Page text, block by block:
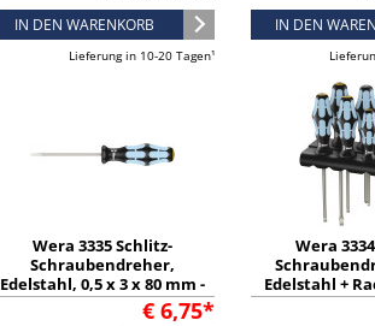
IN DEN WARENKORB
Lieferung in 10-20 Tagen¹
IN DEN
Wera 3335 Schlitz-
Schraubendreher,
Edelstahl, 0,5 x 3 x 80 mm -
05032001001€ 6,75*
Wera
Edelstahl +